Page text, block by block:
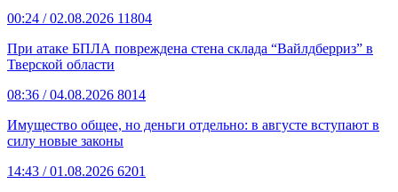
00:24 / 02.08.2026 11804
При атаке БПЛА повреждена стена склада “Вайлдберриз” в
Тверской области
08:36 / 04.08.2026 8014
Имущество общее, но деньги отдельно: в августе вступают в
силу новые законы
14:43 / 01.08.2026 6201